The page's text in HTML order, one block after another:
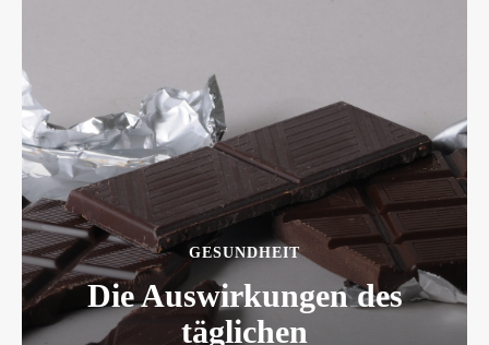
GESUNDHEIT
Die Auswirkungen des
täglichen